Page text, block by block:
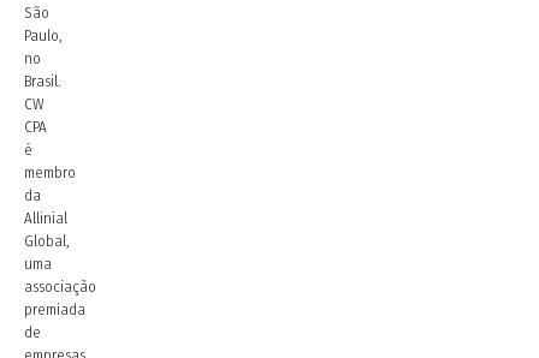
São
Paulo,
no
Brasil.
CW
CPA
é
membro
da
Allinial
Global,
uma
associação
premiada
de